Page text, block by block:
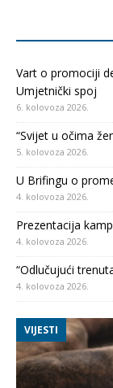
Vart o promociji
Umjetnički spoj
6. kolovoza 2026.
“Svijet u očima
5. kolovoza 2026.
U Brifingu o
4. kolovoza 2026.
Prezentacija
4. kolovoza 2026.
“Odlučujući
4. kolovoza 2026.
VIJESTI